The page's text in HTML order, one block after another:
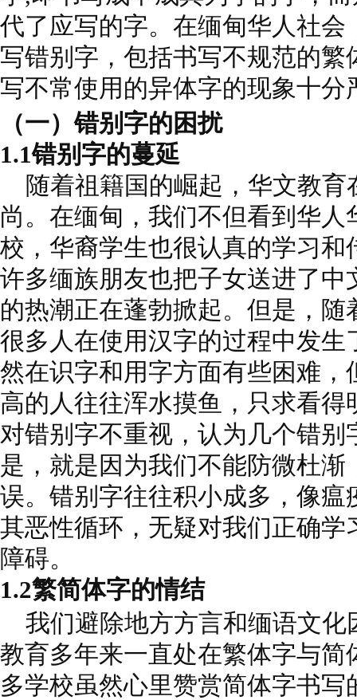
代了应写的字。在缅甸华人社会
写错别字，包括书写不规范的
写不常使用的异体字的现象十分
（一）错别字的困扰
1.1错别字的蔓延
随着祖籍国的崛起，华文教育
尚。在缅甸，我们不但看到华人
校，华裔学生也很认真的学习和
许多缅族朋友也把子女送进了中
的热潮正在蓬勃掀起。但是，
很多人在使用汉字的过程中发生
然在识字和用字方面有些困难，
高的人往往浑水摸鱼，只求看
对错别字不重视，认为几个错别
是，就是因为我们不能防微杜
误。错别字往往积小成多，像瘟
其恶性循环，无疑对我们正确学
障碍。
1.2繁简体字的情结
我们避除地方方言和缅语文化
教育多年来一直处在繁体字与简
多学校虽然心里赞赏简体字书